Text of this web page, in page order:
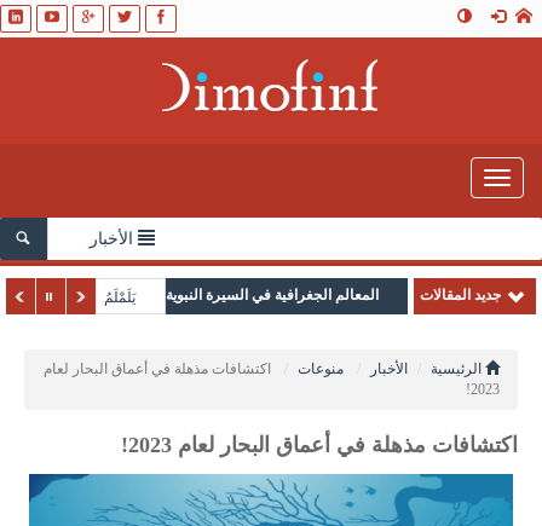
Toggle
navigation
الأخبار
جديد المقالات المعالم الجغرافية في السيرة النبوية يَلَمْلَمُ
الرئيسية الأخبار منوعات
اكتشافات مذهلة في أعماق البحار لعام
2023!
اكتشافات مذهلة في أعماق البحار لعام 2023!